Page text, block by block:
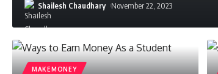
Shailesh Chaudhary November 22, 2023
MAKEMONEY